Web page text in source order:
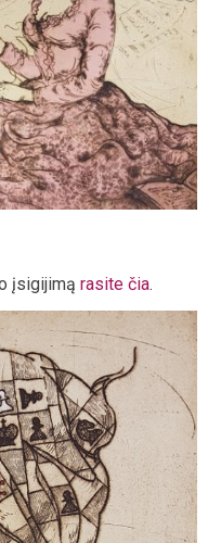
įsigijimą rasite čia.